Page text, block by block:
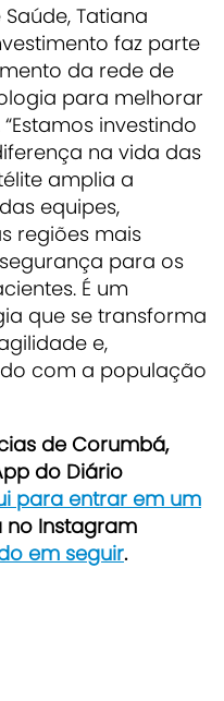
Tatiana
faz parte
da rede de
para melhorar
investindo
na vida das
amplia a
equipes,
regiões mais
para os
É um
que se transforma
e,
com a população
de Corumbá,
do Diário
para entrar em um
no Instagram
em seguir.